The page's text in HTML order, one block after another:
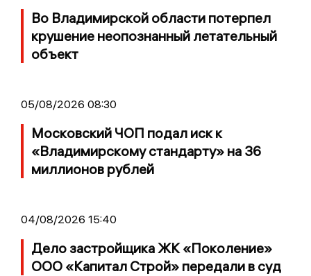
Во Владимирской области потерпел
крушение неопознанный летательный
объект
05/08/2026 08:30
Московский ЧОП подал иск к
«Владимирскому стандарту» на 36
миллионов рублей
04/08/2026 15:40
Дело застройщика ЖК «Поколение»
ООО «Капитал Строй» передали в суд